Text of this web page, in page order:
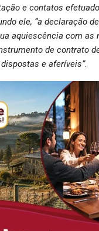
e contatos
ele, “a declaração
aquiescência com as
de contrato
e aferíveis”.